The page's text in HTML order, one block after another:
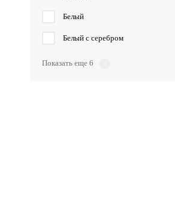
Белый
Белый с серебром
Показать еще 6